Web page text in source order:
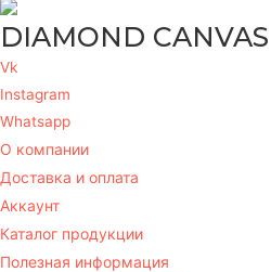
DIAMOND CANVAS
Vk
Instagram
Whatsapp
О компании
Доставка и оплата
Аккаунт
Каталог продукции
Полезная информация